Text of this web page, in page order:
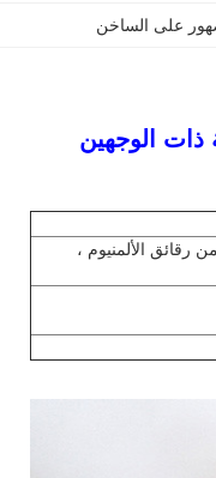
على الساخن
الوجهين
رقائق الألمنيوم ،